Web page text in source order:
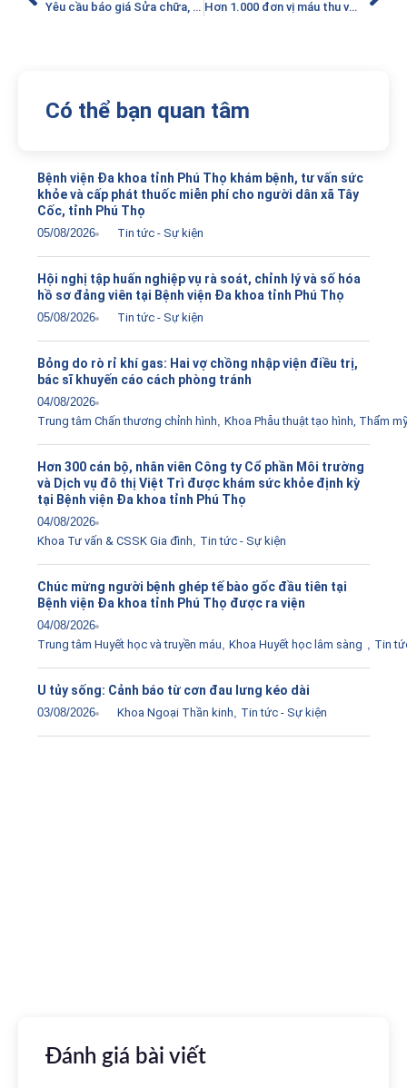
Yêu cầu báo giá Sửa chữa, thay thế 02 đầu dò Convex và 03 đầu dò Linear cho máy Siêu âm doppler màu LOGIQ F6 Hơn 1.000 đơn vị máu thu về sau Ngày hội hiến máu “Tình người Tân Sơn”
Có thể bạn quan tâm
Bệnh viện Đa khoa tỉnh Phú Thọ khám bệnh, tư vấn sức
khỏe và cấp phát thuốc miễn phí cho người dân xã Tây
Cốc, tỉnh Phú Thọ
05/08/2026 Tin tức - Sự kiện
Hội nghị tập huấn nghiệp vụ rà soát, chỉnh lý và số hóa
hồ sơ đảng viên tại Bệnh viện Đa khoa tỉnh Phú Thọ
05/08/2026 Tin tức - Sự kiện
Bỏng do rò rỉ khí gas: Hai vợ chồng nhập viện điều trị,
bác sĩ khuyến cáo cách phòng tránh
04/08/2026
Trung tâm Chấn thương chỉnh hình Khoa Phẫu thuật tạo hình, Thẩm
Hơn 300 cán bộ, nhân viên Công ty Cổ phần Môi trường
và Dịch vụ đô thị Việt Trì được khám sức khỏe định kỳ
tại Bệnh viện Đa khoa tỉnh Phú Thọ
04/08/2026
Khoa Tư vấn & CSSK Gia đình
Tin tức - Sự kiện
Chúc mừng người bệnh ghép tế bào gốc đầu tiên tại
Bệnh viện Đa khoa tỉnh Phú Thọ được ra viện
04/08/2026
Trung tâm Huyết học và truyền máu Khoa Huyết học lâm sàng Tin
U tủy sống: Cảnh báo từ cơn đau lưng kéo dài
03/08/2026 Khoa Ngoại Thần kinh Tin tức - Sự kiện
Đánh giá bài viết